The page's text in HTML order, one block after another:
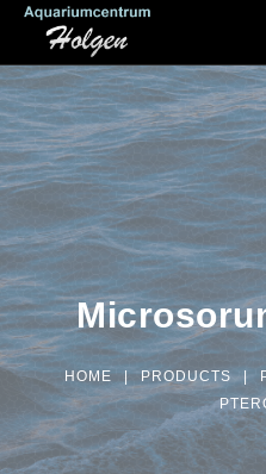
HOME | PRODUCTS